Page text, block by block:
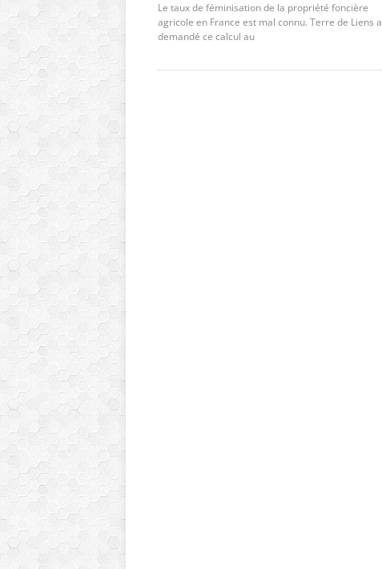
Le taux de féminisation de la propriété foncière
agricole en France est mal connu. Terre de Liens a
demandé ce calcul au